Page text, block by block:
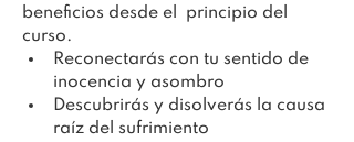
beneficios desde el  principio del
curso.
Reconectarás con tu sentido de
inocencia y asombro
Descubrirás y disolverás la causa
raíz del sufrimiento